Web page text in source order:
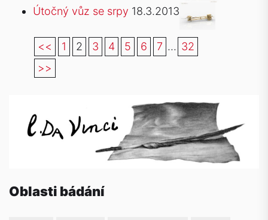
Útočný vůz se srpy 18.3.2013
<< 1 2 3 4 5 6 7 ... 32
>>
Oblasti bádání